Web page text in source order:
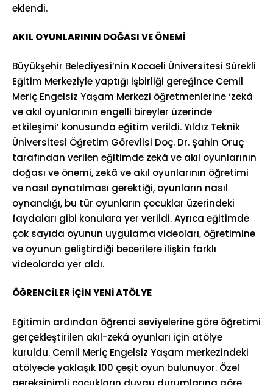
eklendi.
AKIL OYUNLARININ DOĞASI VE ÖNEMİ
Büyükşehir Belediyesi’nin Kocaeli Üniversitesi Sürekli
Eğitim Merkeziyle yaptığı işbirliği gereğince Cemil
Meriç Engelsiz Yaşam Merkezi öğretmenlerine ‘zekâ
ve akıl oyunlarının engelli bireyler üzerinde
etkileşimi’ konusunda eğitim verildi. Yıldız Teknik
Üniversitesi Öğretim Görevlisi Doç. Dr. Şahin Oruç
tarafından verilen eğitimde zekâ ve akıl oyunlarının
doğası ve önemi, zekâ ve akıl oyunlarının öğretimi
ve nasıl oynatılması gerektiği, oyunların nasıl
oynandığı, bu tür oyunların çocuklar üzerindeki
faydaları gibi konulara yer verildi. Ayrıca eğitimde
çok sayıda oyunun uygulama videoları, öğretimine
ve oyunun geliştirdiği becerilere ilişkin farklı
videolarda yer aldı.
ÖĞRENCİLER İÇİN YENİ ATÖLYE
Eğitimin ardından öğrenci seviyelerine göre öğretimi
gerçekleştirilen akıl-zekâ oyunları için atölye
kuruldu. Cemil Meriç Engelsiz Yaşam merkezindeki
atölyede yaklaşık 100 çeşit oyun bulunuyor. Özel